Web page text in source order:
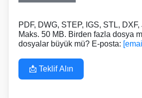
PDF, DWG, STEP, IGS, STL, DXF,
Maks. 50 MB. Birden fazla dosya
dosyalar büyük mü? E-posta:
📩 Teklif Alın